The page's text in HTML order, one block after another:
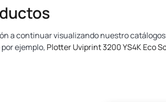
a continuar visualizando nuestro
ejemplo, Plotter Uviprint 3200 YS4K Eco